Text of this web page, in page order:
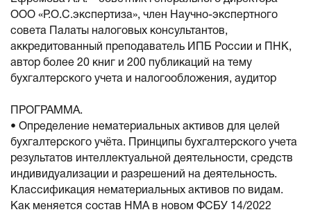
ООО «Р.О.С.экспертиза», член Научно-экспертного
совета Палаты налоговых консультантов,
аккредитованный преподаватель ИПБ России и ПНК,
автор более 20 книг и 200 публикаций на тему
бухгалтерского учета и налогообложения, аудитор
ПРОГРАММА.
• Определение нематериальных активов для целей
бухгалтерского учёта. Принципы бухгалтерского учета
результатов интеллектуальной деятельности, средств
индивидуализации и разрешений на деятельность.
Классификация нематериальных активов по видам.
Как меняется состав НМА в новом ФСБУ 14/2022